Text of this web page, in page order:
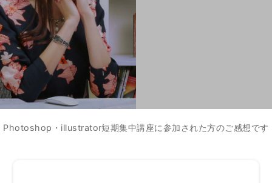
Photoshop・illustrator短期集中講座に参加された方のご感想です